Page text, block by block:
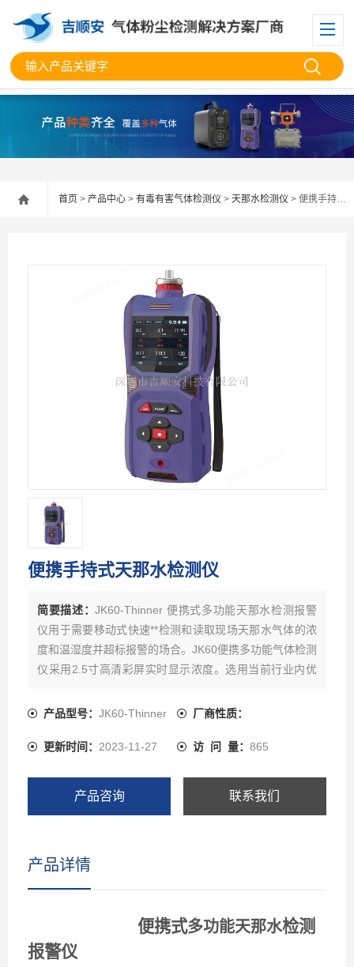
首页 > 产品中心 > 有毒有害气体检测仪 > 天那水检测仪 > 便携手持式天那水检测仪
便携手持式天那水检测仪
简要描述：JK60-Thinner 便携式多功能天那水检测报警
仪用于需要移动式快速**检测和读取现场天那水气体的浓
度和温湿度并超标报警的场合。JK60便携多功能气体检测
仪采用2.5寸高清彩屏实时显示浓度。选用当前行业内优
理的气体传感器、瑞士高精度电容式数字温湿度传感器。
软件著作**和外观**。JK60可以检测管道中或受限空间、
气体种类超过1000多种，还可以检测各种背景气体为氮气
产品型号： JK60-Thinner 厂商性质：
更新时间： 2023-11-27 访 问 量： 865
产品咨询 联系我们
产品详情
便携式多功能天那水检测
报警仪